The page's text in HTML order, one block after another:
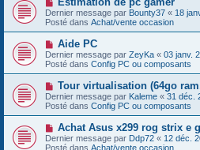
s
a
g
a
u
m
e
s
s
a
g
e
o
u
v
a
u
m
e
s
s
a
g
Dernier message par Bounty37 « 18
Posté dans Achat/vente occasion
N
o
u
v
e
u
m
e
s
s
a
Aide PC
Dernier message par ZeyKa « 03 janv.
Posté dans Config PC ou composants
N
o
u
v
a
u
Tour virtualisation (64go
Dernier message par Kaleme « 31 déc.
Posté dans Config PC ou composants
N
o
u
Achat Asus x299 rog strix e
Dernier message par Ddp72 « 12 déc.
Posté dans Achat/vente occasion